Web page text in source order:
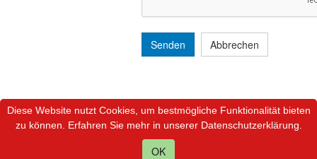
Senden Abbrechen
Diese Website nutzt Cookies, um bestmögliche Funktionalität bieten
zu können. Erfahren Sie mehr in unserer Datenschutzerklärung.
OK